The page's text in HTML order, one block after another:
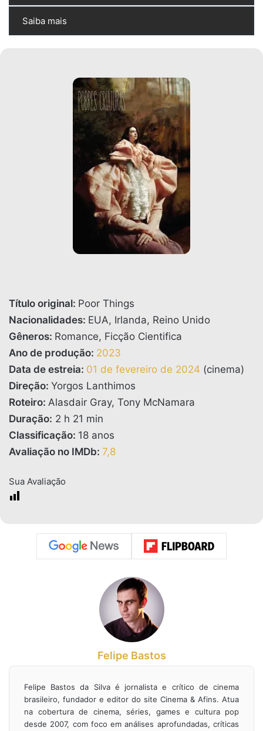
Saiba mais
Título original: Poor Things
Nacionalidades: EUA, Irlanda, Reino Unido
Gêneros: Romance, Ficção Cientifica
Ano de produção: 2023
Data de estreia: 01 de fevereiro de 2024 (cinema)
Direção: Yorgos Lanthimos
Roteiro: Alasdair Gray, Tony McNamara
Duração: 2 h 21 min
Classificação: 18 anos
Avaliação no IMDb: 7,8
Sua Avaliação
Felipe Bastos
Felipe Bastos da Silva é jornalista e crítico de cinema
brasileiro, fundador e editor do site Cinema & Afins. Atua
na cobertura de cinema, séries, games e cultura pop
desde 2007, com foco em análises aprofundadas, críticas